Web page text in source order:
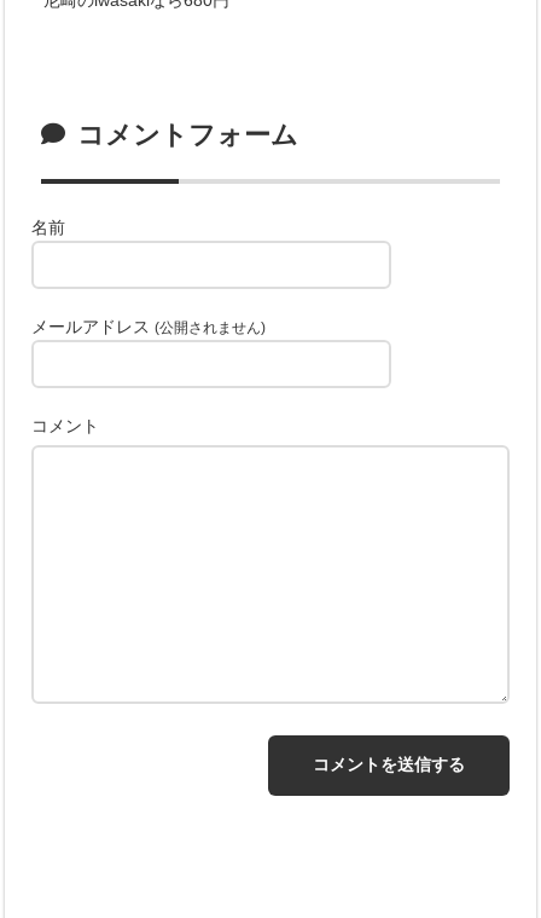
コメントフォーム
名前
メールアドレス(公開されません)
コメント